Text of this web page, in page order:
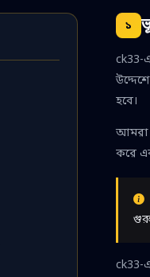
১
ck33-
হবে।
আমরা
করে
ck33-